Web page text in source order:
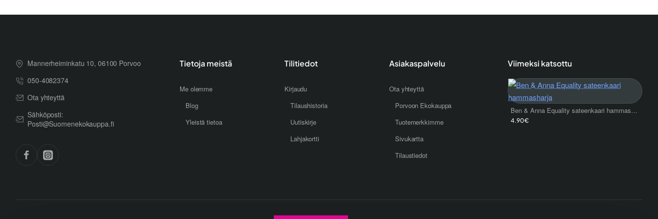
Mannerheiminkatu 10, 06100 Porvoo
050-4082374
Ota yhteyttä
Sähköposti:
Posti@Suomenekokauppa.fi
Tietoja meistä
Me olemme
Blog
Yleistä tietoa
Tilitiedot
Kirjaudu
Tilaushistoria
Uutiskirje
Lahjakortti
Asiakaspalvelu
Ota yhteyttä
Porvoon Ekokauppa
Tuotemerkkimme
Sivukartta
Tilaustiedot
Viimeksi katsottu
Ben & Anna Equality sateenkaari hammasharja
4.90€